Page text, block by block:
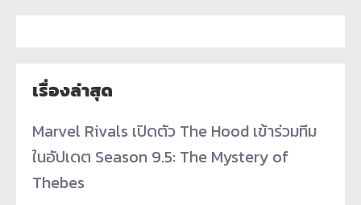
เรื่องล่าสุด
Marvel Rivals เปิดตัว The Hood เข้าร่วมทีม
ในอัปเดต Season 9.5: The Mystery of
Thebes